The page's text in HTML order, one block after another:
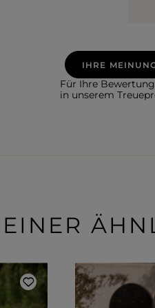
IHRE
Für Ihre
in unserem